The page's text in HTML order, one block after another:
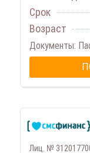
Срок
Возраст
Документы:
Лиц. №